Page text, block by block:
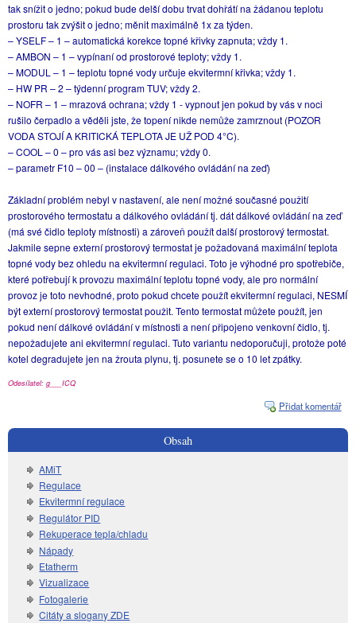
tak snížit o jedno; pokud bude delší dobu trvat dohřátí na žádanou teplotu
prostoru tak zvýšit o jedno; měnit maximálně 1x za týden.
– YSELF – 1 – automatická korekce topné křivky zapnuta; vždy 1.
– AMBON – 1 – vypínaní od prostorové teploty; vždy 1.
– MODUL – 1 – teplotu topné vody určuje ekvitermní křivka; vždy 1.
– HW PR – 2 – týdenní program TUV; vždy 2.
– NOFR – 1 – mrazová ochrana; vždy 1 - vypnout jen pokud by vás v noci
rušilo čerpadlo a věděli jste, že topení nikde nemůže zamrznout (POZOR
VODA STOJÍ A KRITICKÁ TEPLOTA JE UŽ POD 4°C).
– COOL – 0 – pro vás asi bez významu; vždy 0.
– parametr F10 – 00 – (instalace dálkového ovládání na zeď)
Základní problém nebyl v nastavení, ale není možné současné použití
prostorového termostatu a dálkového ovládání tj. dát dálkové ovládání na zeď
(má své čidlo teploty místnosti) a zároveň použít další prostorový termostat.
Jakmile sepne externí prostorový termostat je požadovaná maximální teplota
topné vody bez ohledu na ekvitermní regulaci. Toto je výhodné pro spotřebiče,
které potřebují k provozu maximální teplotu topné vody, ale pro normální
provoz je toto nevhodné, proto pokud chcete použít ekvitermní regulaci, NESMÍ
být externí prostorový termostat použit. Tento termostat můžete použít, jen
pokud není dálkové ovládání v místnosti a není připojeno venkovní čidlo, tj.
nepožadujete ani ekvitermní regulaci. Tuto variantu nedoporučuji, protože poté
kotel degradujete jen na žrouta plynu, tj. posunete se o 10 let zpátky.
Odesílatel: g___ICQ
Přidat komentář
Obsah
AMiT
Regulace
Ekvitermní regulace
Regulátor PID
Rekuperace tepla/chladu
Nápady
Etatherm
Vizualizace
Fotogalerie
Citáty a slogany ZDE